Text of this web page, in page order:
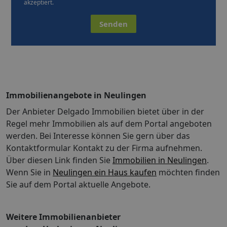
akzeptiert.
Senden
Immobilienangebote in Neulingen
Der Anbieter Delgado Immobilien bietet über in der
Regel mehr Immobilien als auf dem Portal angeboten
werden. Bei Interesse können Sie gern über das
Kontaktformular Kontakt zu der Firma aufnehmen.
Über diesen Link finden Sie Immobilien in Neulingen.
Wenn Sie in Neulingen ein Haus kaufen möchten finden
Sie auf dem Portal aktuelle Angebote.
Weitere Immobilienanbieter